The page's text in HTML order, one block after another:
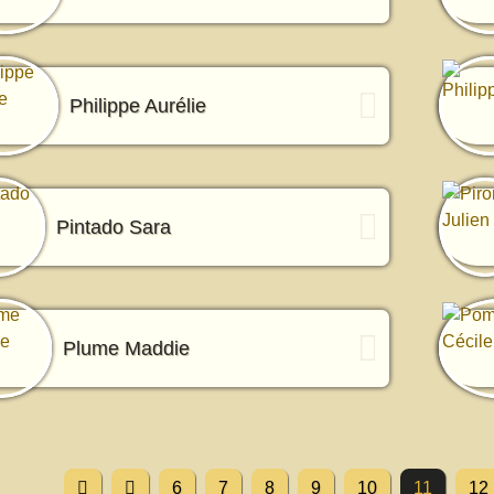
Philippe Aurélie
Pintado Sara
Plume Maddie
6 7 8 9 10 11 12